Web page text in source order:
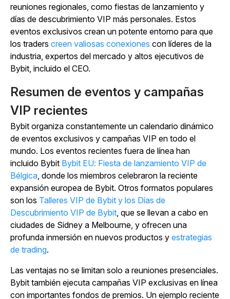
reuniones regionales, como fiestas de lanzamiento y
días de descubrimiento VIP más personales. Estos
eventos exclusivos crean un potente entorno para que
los traders creen valiosas conexiones con líderes de la
industria, expertos del mercado y altos ejecutivos de
Bybit, incluido el CEO.
Resumen de eventos y campañas
VIP recientes
Bybit organiza constantemente un calendario dinámico
de eventos exclusivos y campañas VIP en todo el
mundo. Los eventos recientes fuera de línea han
incluido Bybit Bybit EU: Fiesta de lanzamiento VIP de
Bélgica , donde los miembros celebraron la reciente
expansión europea de Bybit. Otros formatos populares
son los Talleres VIP de Bybit y los Días de
Descubrimiento VIP de Bybit , que se llevan a cabo en
ciudades de Sidney a Melbourne, y ofrecen una
profunda inmersión en nuevos productos y estrategias
de trading.
Las ventajas no se limitan solo a reuniones presenciales.
Bybit también ejecuta campañas VIP exclusivas en línea
con importantes fondos de premios. Un ejemplo reciente